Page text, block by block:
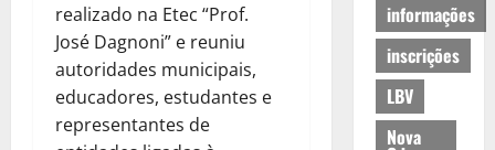
realizado na Etec “Prof.
José Dagnoni” e reuniu
autoridades municipais,
educadores, estudantes e
representantes de
informações
inscrições
LBV
Nova